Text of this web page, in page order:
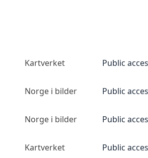
Kartverket Public
Norge i bilder Public
Norge i bilder Public
Kartverket Public